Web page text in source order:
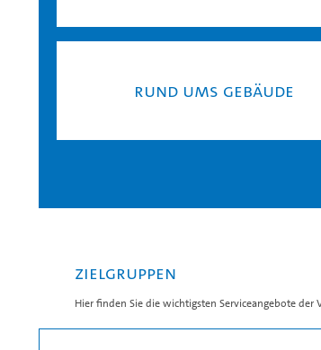
Rund ums Ge­bäu­de
Zielgruppen
Hier finden Sie die wichtigsten Serviceangebote der